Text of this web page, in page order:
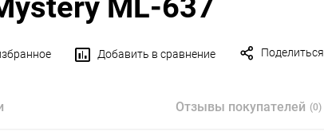
ML-637
Добавить в сравнение Поделиться
Отзывы покупателей (0)